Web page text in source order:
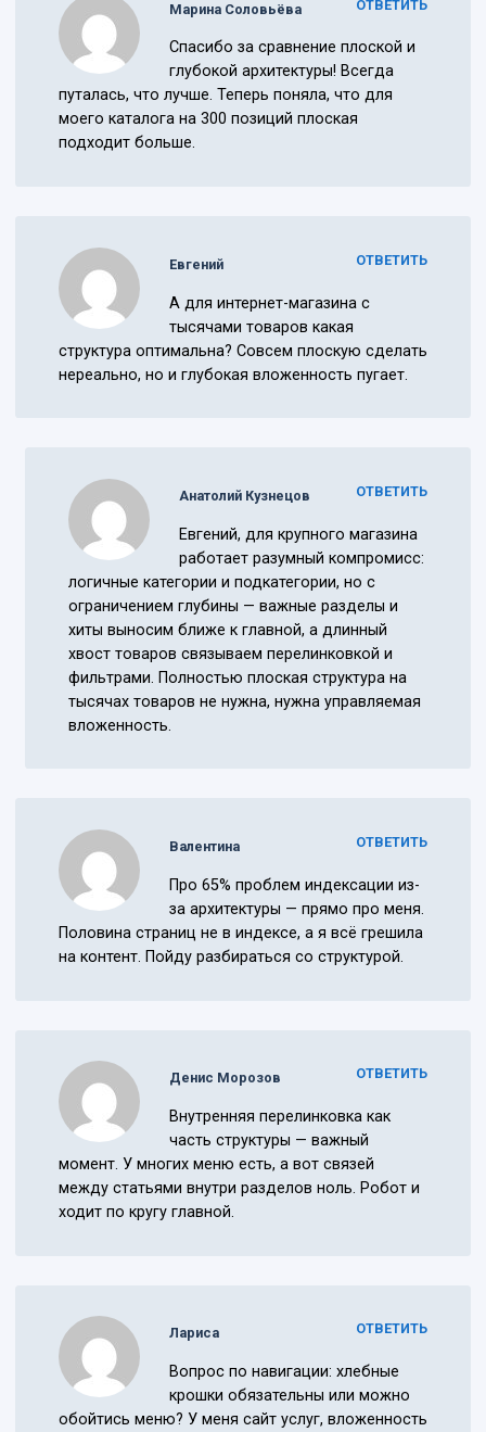
ОТВЕТИТЬ
Марина Соловьёва
Спасибо за сравнение плоской и
глубокой архитектуры! Всегда
путалась, что лучше. Теперь поняла, что для
моего каталога на 300 позиций плоская
подходит больше.
ОТВЕТИТЬ
Евгений
А для интернет-магазина с
тысячами товаров какая
структура оптимальна? Совсем плоскую сделать
нереально, но и глубокая вложенность пугает.
ОТВЕТИТЬ
Анатолий Кузнецов
Евгений, для крупного магазина
работает разумный компромисс:
логичные категории и подкатегории, но с
ограничением глубины — важные разделы и
хиты выносим ближе к главной, а длинный
хвост товаров связываем перелинковкой и
фильтрами. Полностью плоская структура на
тысячах товаров не нужна, нужна управляемая
вложенность.
ОТВЕТИТЬ
Валентина
Про 65% проблем индексации из-
за архитектуры — прямо про меня.
Половина страниц не в индексе, а я всё грешила
на контент. Пойду разбираться со структурой.
ОТВЕТИТЬ
Денис Морозов
Внутренняя перелинковка как
часть структуры — важный
момент. У многих меню есть, а вот связей
между статьями внутри разделов ноль. Робот и
ходит по кругу главной.
ОТВЕТИТЬ
Лариса
Вопрос по навигации: хлебные
крошки обязательны или можно
обойтись меню? У меня сайт услуг, вложенность